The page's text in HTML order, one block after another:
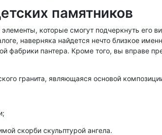
памятников
которые смогут подчеркнуть его
наверняка найдется нечто близкое
фабрики пантера. Кроме того, вы
гранита, являющаяся основой
скорби скульптурой ангела.